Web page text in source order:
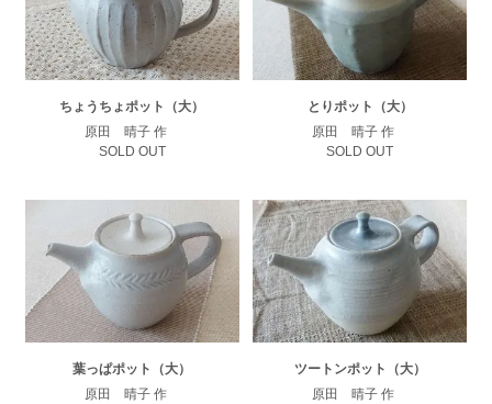
ちょうちょポット（大）
原田 晴子 作
SOLD OUT
とりポット（大）
原田 晴子 作
SOLD OUT
葉っぱポット（大）
原田 晴子 作
ツートンポット（大）
原田 晴子 作